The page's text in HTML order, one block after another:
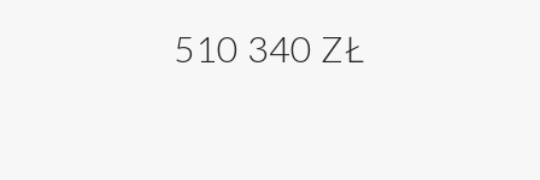
510 340 ZŁ